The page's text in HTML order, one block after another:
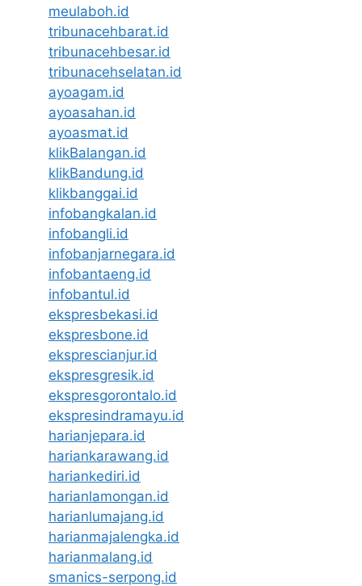
meulaboh.id
tribunacehbarat.id
tribunacehbesar.id
tribunacehselatan.id
ayoagam.id
ayoasahan.id
ayoasmat.id
klikBalangan.id
klikBandung.id
klikbanggai.id
infobangkalan.id
infobangli.id
infobanjarnegara.id
infobantaeng.id
infobantul.id
ekspresbekasi.id
ekspresbone.id
eksprescianjur.id
ekspresgresik.id
ekspresgorontalo.id
ekspresindramayu.id
harianjepara.id
hariankarawang.id
hariankediri.id
harianlamongan.id
harianlumajang.id
harianmajalengka.id
harianmalang.id
smanics-serpong.id